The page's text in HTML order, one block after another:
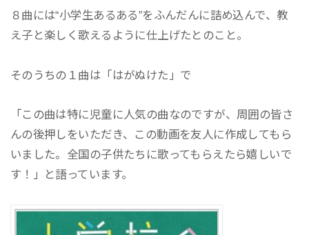
８曲には“小学生あるある”をふんだんに詰め込んで、教
え子と楽しく歌えるように仕上げたとのこと。
そのうちの１曲は「はがぬけた」で
「この曲は特に児童に人気の曲なのですが、周囲の皆さ
んの後押しをいただき、この動画を友人に作成してもら
いました。全国の子供たちに歌ってもらえたら嬉しいで
す！」と語っています。